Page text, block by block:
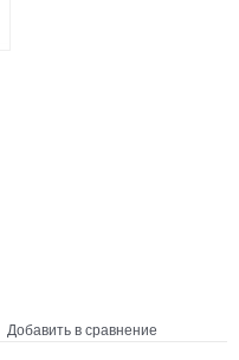
Добавить в сравнение